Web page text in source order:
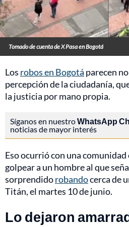
Tomado de cuenta de X Pasa en Bogotá
Los robos en Bogotá parecen
percepción de la ciudadanía,
la justicia por mano propia.
Síganos en nuestroWhatsApp
noticias de mayor interés
Eso ocurrió con una
golpear a un hombre al que
sorprendidorobandocerca de
Titán, el martes 10 de junio.
Lo dejaron